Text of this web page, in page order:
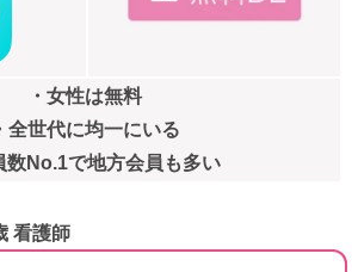
・女性は無料
全世代に均一にいる
数No.1で地方会員も多い
看護師